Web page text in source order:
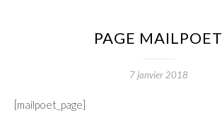
PAGE MAILPOET
7 janvier 2018
[mailpoet_page]